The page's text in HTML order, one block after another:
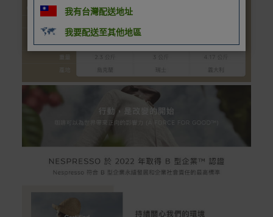
我有台灣配送地址
我要配送至其他地區